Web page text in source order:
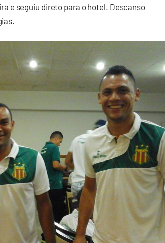
e seguiu direto para o hotel. Descanso